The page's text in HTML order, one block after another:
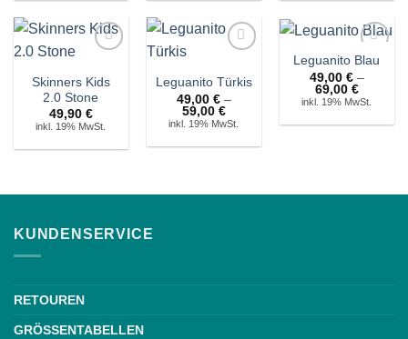
Wunschliste!
Skinners Kids
2.0 Stone
49,90 €
inkl. 19% MwSt.
Wunschliste!
Leguanito Türkis
49,00 € –
59,00 €Preisspanne:
49,00 €
59,00 €
inkl. 19% MwSt.
Auf die
Wunschliste!
Leguanito Blau
49,00 € –
69,00 €
49,00 €
69,00 €
inkl. 19% MwSt.
KUNDENSERVICE
RETOUREN
GRÖSSENTABELLEN